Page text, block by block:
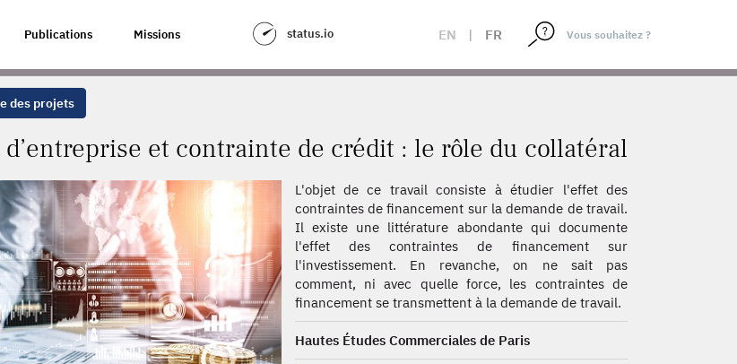
Publications Missions status.io EN | FR
CRÉDIT : LE RÔLE DU COLLATÉRAL
des projets
et contrainte de crédit : le rôle du collatéral
L'objet de ce travail consiste à étudier l'effet des
contraintes de financement sur la demande de travail.
Il existe une littérature abondante qui documente
l'effet des contraintes de financement sur
l'investissement. En revanche, on ne sait pas
comment, ni avec quelle force, les contraintes de
financement se transmettent à la demande de travail.
Hautes Études Commerciales de Paris